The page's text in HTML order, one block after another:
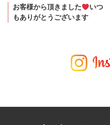
お客様から頂きました
いつ
もありがとうございます